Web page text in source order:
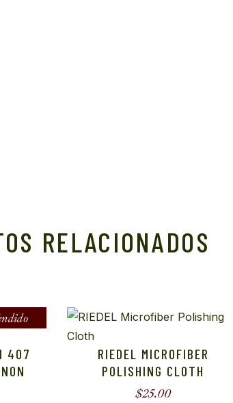
RELACIONADOS
407
RIEDEL MICROFIBER
POLISHING CLOTH
$25.00